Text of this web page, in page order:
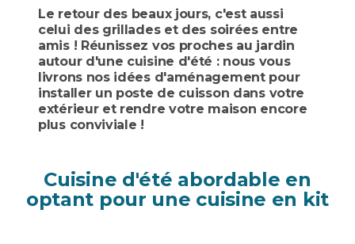
Le retour des beaux jours, c'est aussi
celui des grillades et des soirées entre
amis ! Réunissez vos proches au jardin
autour d'une cuisine d'été : nous vous
livrons nos idées d'aménagement pour
installer un poste de cuisson dans votre
extérieur et rendre votre maison encore
plus conviviale !
Cuisine d'été abordable en
optant pour une cuisine en kit